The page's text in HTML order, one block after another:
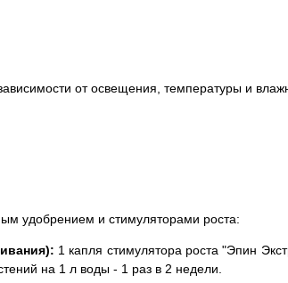
от освещения, температуры и
удобрением и стимуляторами роста:
1 капля стимулятора роста "Эпин
на 1 л воды - 1 раз в 2 недели.